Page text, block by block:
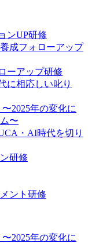
ンUP研修
成フォローアップ
ーアップ研修
に相応しい叱り
2025年の変化に
〜
・AI時代を切り
研修
ント研修
2025年の変化に